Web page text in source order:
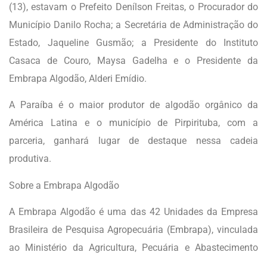
(13), estavam o Prefeito Denílson Freitas, o Procurador do
Município Danilo Rocha; a Secretária de Administração do
Estado, Jaqueline Gusmão; a Presidente do Instituto
Casaca de Couro, Maysa Gadelha e o Presidente da
Embrapa Algodão, Alderi Emídio.
A Paraíba é o maior produtor de algodão orgânico da
América Latina e o município de Pirpirituba, com a
parceria, ganhará lugar de destaque nessa cadeia
produtiva.
Sobre a Embrapa Algodão
A Embrapa Algodão é uma das 42 Unidades da Empresa
Brasileira de Pesquisa Agropecuária (Embrapa), vinculada
ao Ministério da Agricultura, Pecuária e Abastecimento